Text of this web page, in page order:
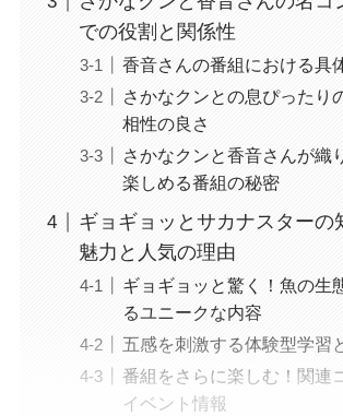
での役割と関係性
香音さんの番組における具
さかなクンとの息ぴったり
相性の良さ
さかなクンと香音さんが織
楽しめる番組の秘密
ギョギョッとサカナスターの
魅力と人気の理由
ギョギョッと驚く！魚の生
るユニークな内容
五感を刺激する体験型学習
番組をさらに楽しむ！関連
イベント情報